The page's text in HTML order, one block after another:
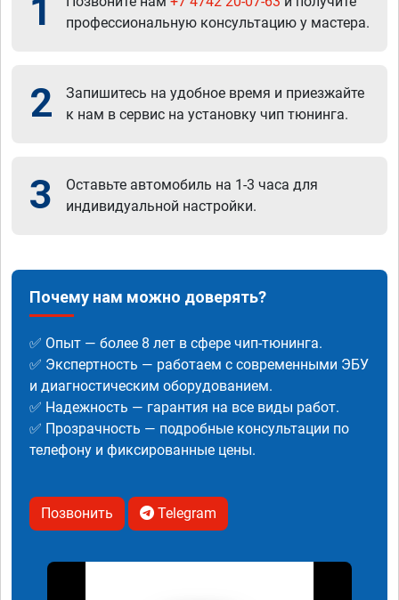
1
профессиональную консультацию у мастера.
2
Запишитесь на удобное время и приезжайте
к нам в сервис на установку чип тюнинга.
3
Оставьте автомобиль на 1-3 часа для
индивидуальной настройки.
Почему нам можно доверять?
✅ Опыт — более 8 лет в сфере чип-тюнинга.
✅ Экспертность — работаем с современными ЭБУ
и диагностическим оборудованием.
✅ Надежность — гарантия на все виды работ.
✅ Прозрачность — подробные консультации по
телефону и фиксированные цены.
Позвонить Telegram